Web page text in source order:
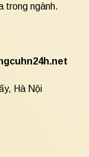
trong ngành.
Hà Nội